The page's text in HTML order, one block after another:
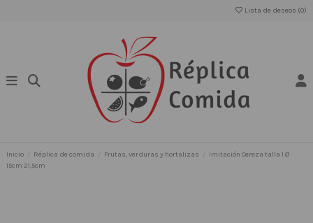
Lista de deseos (0)
Inicio Réplica de comida Frutas, verduras y hortalizas
Imitación Cereza talla l Ø
15cm 21,5cm